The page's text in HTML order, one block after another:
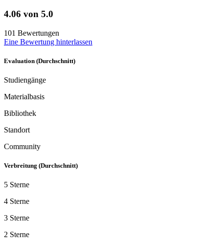
4.06 von 5.0
101 Bewertungen
Eine Bewertung hinterlassen
Evaluation (Durchschnitt)
Studiengänge
Materialbasis
Bibliothek
Standort
Community
Verbreitung (Durchschnitt)
5 Sterne
4 Sterne
3 Sterne
2 Sterne